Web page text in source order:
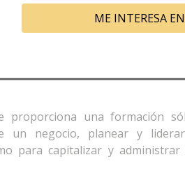
ME INTERESA
proporciona una formación
un negocio, planear y
para capitalizar y administrar